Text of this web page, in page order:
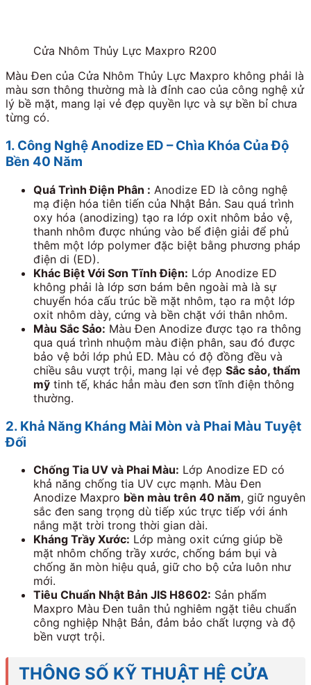
Cửa Nhôm Thủy Lực Maxpro R200
Màu Đen của Cửa Nhôm Thủy Lực Maxpro không phải là
màu sơn thông thường mà là đỉnh cao của công nghệ xử
lý bề mặt, mang lại vẻ đẹp quyền lực và sự bền bỉ chưa
từng có.
1. Công Nghệ Anodize ED – Chìa Khóa Của Độ
Bền 40 Năm
Quá Trình Điện Phân : Anodize ED là công nghệ
mạ điện hóa tiên tiến của Nhật Bản. Sau quá trình
oxy hóa (anodizing) tạo ra lớp oxit nhôm bảo vệ,
thanh nhôm được nhúng vào bể điện giải để phủ
thêm một lớp polymer đặc biệt bằng phương pháp
điện di (ED).
Khác Biệt Với Sơn Tĩnh Điện: Lớp Anodize ED
không phải là lớp sơn bám bên ngoài mà là sự
chuyển hóa cấu trúc bề mặt nhôm, tạo ra một lớp
oxit nhôm dày, cứng và bền chặt với thân nhôm.
Màu Sắc Sảo: Màu Đen Anodize được tạo ra thông
qua quá trình nhuộm màu điện phân, sau đó được
bảo vệ bởi lớp phủ ED. Màu có độ đồng đều và
chiều sâu vượt trội, mang lại vẻ đẹp Sắc sảo, thẩm
mỹ tinh tế, khác hẳn màu đen sơn tĩnh điện thông
thường.
2. Khả Năng Kháng Mài Mòn và Phai Màu Tuyệt
Đối
Chống Tia UV và Phai Màu: Lớp Anodize ED có
khả năng chống tia UV cực mạnh. Màu Đen
Anodize Maxpro bền màu trên 40 năm, giữ nguyên
sắc đen sang trọng dù tiếp xúc trực tiếp với ánh
nắng mặt trời trong thời gian dài.
Kháng Trầy Xước: Lớp màng oxit cứng giúp bề
mặt nhôm chống trầy xước, chống bám bụi và
chống ăn mòn hiệu quả, giữ cho bộ cửa luôn như
mới.
Tiêu Chuẩn Nhật Bản JIS H8602: Sản phẩm
Maxpro Màu Đen tuân thủ nghiêm ngặt tiêu chuẩn
công nghiệp Nhật Bản, đảm bảo chất lượng và độ
bền vượt trội.
THÔNG SỐ KỸ THUẬT HỆ CỬA